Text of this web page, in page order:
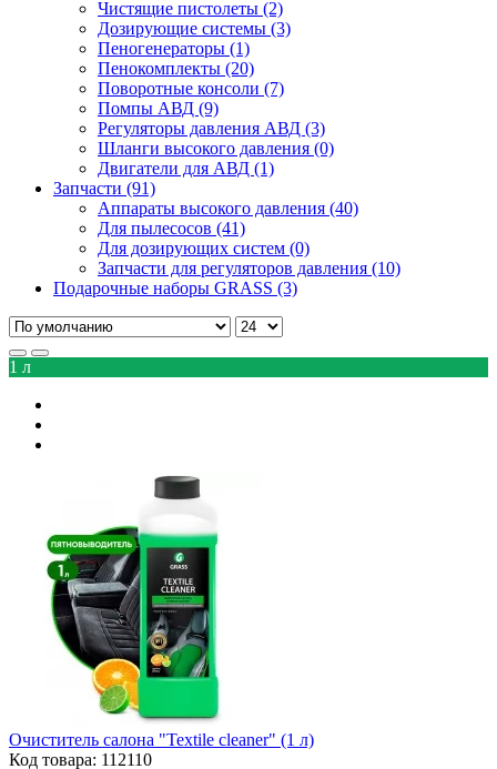
Чистящие пистолеты (2)
Дозирующие системы (3)
Пеногенераторы (1)
Пенокомплекты (20)
Поворотные консоли (7)
Помпы АВД (9)
Регуляторы давления АВД (3)
Шланги высокого давления (0)
Двигатели для АВД (1)
Запчасти (91)
Аппараты высокого давления (40)
Для пылесосов (41)
Для дозирующих систем (0)
Запчасти для регуляторов давления (10)
Подарочные наборы GRASS (3)
1 л
Очиститель салона "Textile cleaner" (1 л)
Код товара: 112110